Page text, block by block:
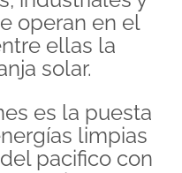
operan en el
ellas la
solar.
es la puesta
limpias
pacifico con